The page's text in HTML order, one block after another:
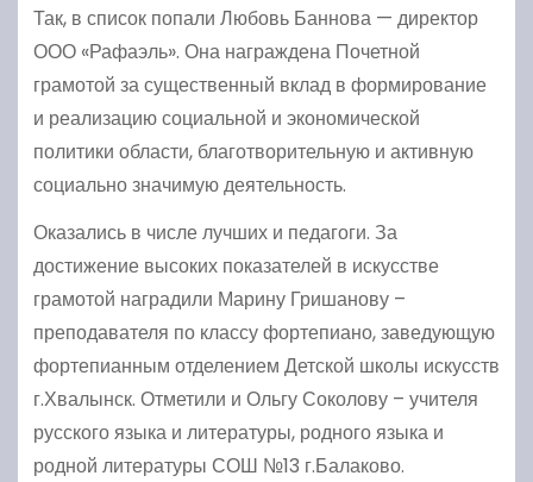
Так, в список попали Любовь Баннова — директор
ООО «Рафаэль». Она награждена Почетной
грамотой за существенный вклад в формирование
и реализацию социальной и экономической
политики области, благотворительную и активную
социально значимую деятельность.
Оказались в числе лучших и педагоги. За
достижение высоких показателей в искусстве
грамотой наградили Марину Гришанову –
преподавателя по классу фортепиано, заведующую
фортепианным отделением Детской школы искусств
г.Хвалынск. Отметили и Ольгу Соколову – учителя
русского языка и литературы, родного языка и
родной литературы СОШ №13 г.Балаково.